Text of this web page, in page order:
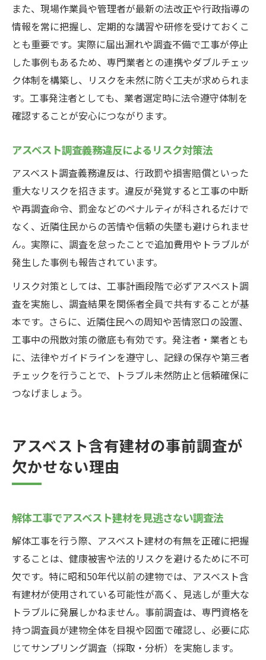
また、現場作業員や管理者が最新の法改正や行政指導の
情報を常に把握し、定期的な講習や研修を受けておくこ
とも重要です。実際に届出漏れや調査不備で工事が停止
した事例もあるため、専門業者との連携やダブルチェッ
ク体制を構築し、リスクを未然に防ぐ工夫が求められま
す。工事発注者としても、業者選定時に法令遵守体制を
確認することが安心につながります。
アスベスト調査義務違反によるリスク対策法
アスベスト調査義務違反は、行政罰や損害賠償といった
重大なリスクを招きます。違反が発覚すると工事の中断
や再調査命令、罰金などのペナルティが科されるだけで
なく、近隣住民からの苦情や信頼の失墜も避けられませ
ん。実際に、調査を怠ったことで追加費用やトラブルが
発生した事例も報告されています。
リスク対策としては、工事計画段階で必ずアスベスト調
査を実施し、調査結果を関係者全員で共有することが基
本です。さらに、近隣住民への周知や苦情窓口の設置、
工事中の飛散対策の徹底も有効です。発注者・業者とも
に、法律やガイドラインを遵守し、記録の保存や第三者
チェックを行うことで、トラブル未然防止と信頼確保に
つなげましょう。
アスベスト含有建材の事前調査が
欠かせない理由
解体工事でアスベスト建材を見逃さない調査法
解体工事を行う際、アスベスト建材の有無を正確に把握
することは、健康被害や法的リスクを避けるために不可
欠です。特に昭和50年代以前の建物では、アスベスト含
有建材が使用されている可能性が高く、見逃しが重大な
トラブルに発展しかねません。事前調査は、専門資格を
持つ調査員が建物全体を目視や図面で確認し、必要に応
じてサンプリング調査（採取・分析）を実施します。